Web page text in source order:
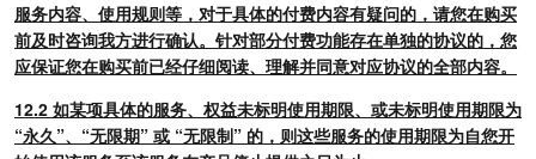
服务内容、使用规则等，对于具体的付费内容有疑问的，请您在购买
前及时咨询我方进行确认。针对部分付费功能存在单独的协议的，您
应保证您在购买前已经仔细阅读、理解并同意对应协议的全部内容。
12.2 如某项具体的服务、权益未标明使用期限、或未标明使用期限为
“永久”、“无限期” 或 “无限制” 的，则这些服务的使用期限为自您开